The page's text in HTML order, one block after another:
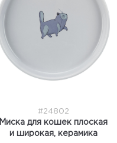
#24802
Миска для кошек плоская
и широкая, керамика